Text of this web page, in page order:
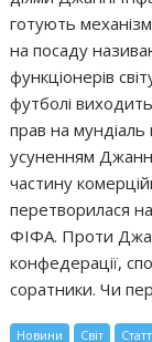
готують
на посаду
функціонерів
футболі
прав на
усуненням
частину
перетворилася
ФІФА. Проти
конфедерації,
соратники. Чи
Новини Світ